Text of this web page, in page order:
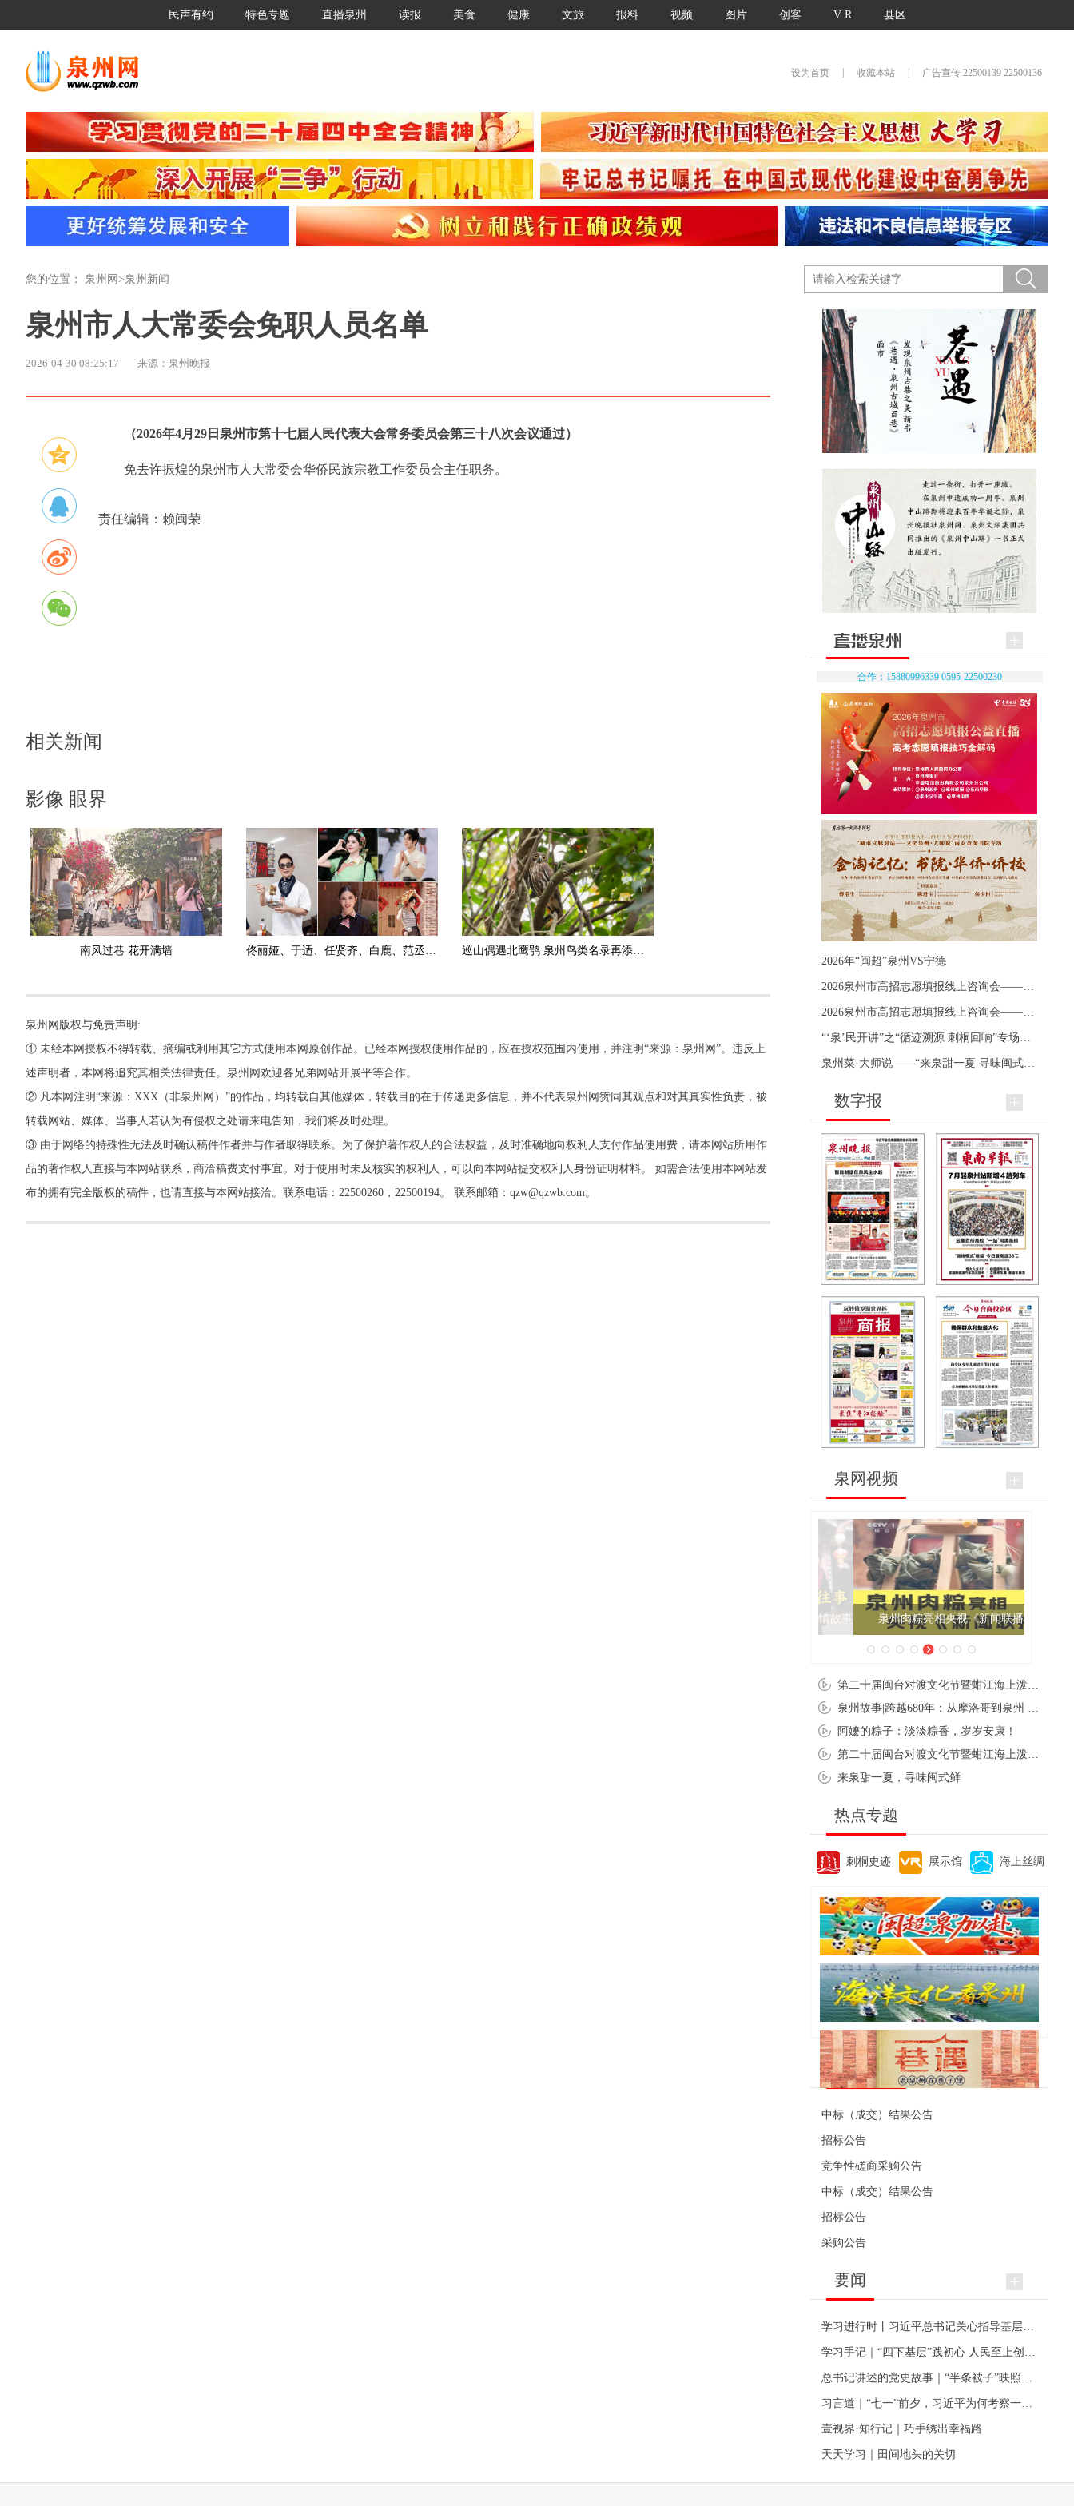
民声有约 特色专题 直播泉州 读报 美食 健康 文旅 报料 视频 图片 创客 V R 县区
设为首页 收藏本站 广告宣传 22500139 22500136
您的位置： 泉州网 >泉州新闻
泉州市人大常委会免职人员名单
2026-04-30 08:25:17 来源：泉州晚报
（2026年4月29日泉州市第十七届人民代表大会常务委员会第三十八次会议通过）
免去许振煌的泉州市人大常委会华侨民族宗教工作委员会主任职务。
责任编辑： 赖闽荣
相关新闻
影像 眼界
南风过巷 花开满墙 佟丽娅、于适、任贤齐、白鹿、范丞丞……明星扎堆打卡 泉州星光熠熠 巡山偶遇北鹰鸮 泉州鸟类名录再添新成员
泉州网版权与免责声明:
① 未经本网授权不得转载、摘编或利用其它方式使用本网原创作品。已经本网授权使用作品的，应在授权范围内使用，并注明“来源：泉州网”。违反上
述声明者，本网将追究其相关法律责任。泉州网欢迎各兄弟网站开展平等合作。
② 凡本网注明“来源：XXX（非泉州网）”的作品，均转载自其他媒体，转载目的在于传递更多信息，并不代表泉州网赞同其观点和对其真实性负责，被
转载网站、媒体、当事人若认为有侵权之处请来电告知，我们将及时处理。
③ 由于网络的特殊性无法及时确认稿件作者并与作者取得联系。为了保护著作权人的合法权益，及时准确地向权利人支付作品使用费，请本网站所用作
品的著作权人直接与本网站联系，商洽稿费支付事宜。对于使用时未及核实的权利人，可以向本网站提交权利人身份证明材料。 如需合法使用本网站发
布的拥有完全版权的稿件，也请直接与本网站接洽。联系电话：22500260，22500194。 联系邮箱：qzw@qzwb.com。
合作：15880996339 0595-22500230
2026年“闽超”泉州VS宁德
数字报
泉网视频
泉州肉粽亮相央视《新闻联播》
阿嬷的粽子：淡淡粽香，岁岁安康！
来泉甜一夏，寻味闽式鲜
热点专题
刺桐史迹 展示馆 海上丝绸
便民资讯
中标（成交）结果公告
招标公告
竞争性磋商采购公告
中标（成交）结果公告
招标公告
采购公告
要闻
壹视界·知行记｜巧手绣出幸福路
天天学习｜田间地头的关切